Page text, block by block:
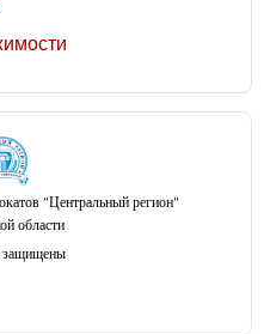
"Центральный регион"
области
защищены